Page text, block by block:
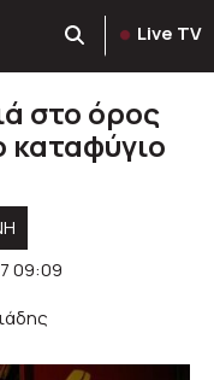
Live TV
στο όρος
καταφύγιο
09:09